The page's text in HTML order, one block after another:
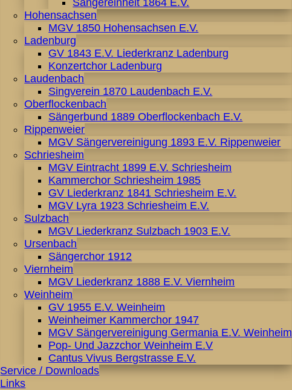
Sängereinheit 1864 E.V.
Hohensachsen
MGV 1850 Hohensachsen E.V.
Ladenburg
GV 1843 E.V. Liederkranz Ladenburg
Konzertchor Ladenburg
Laudenbach
Singverein 1870 Laudenbach E.V.
Oberflockenbach
Sängerbund 1889 Oberflockenbach E.V.
Rippenweier
MGV Sängervereinigung 1893 E.V. Rippenweier
Schriesheim
MGV Eintracht 1899 E.V. Schriesheim
Kammerchor Schriesheim 1985
GV Liederkranz 1841 Schriesheim E.V.
MGV Lyra 1923 Schriesheim E.V.
Sulzbach
MGV Liederkranz Sulzbach 1903 E.V.
Ursenbach
Sängerchor 1912
Viernheim
MGV Liederkranz 1888 E.V. Viernheim
Weinheim
GV 1955 E.V. Weinheim
Weinheimer Kammerchor 1947
MGV Sängervereinigung Germania E.V. Weinheim
Pop- Und Jazzchor Weinheim E.V
Cantus Vivus Bergstrasse E.V.
Service / Downloads
Links